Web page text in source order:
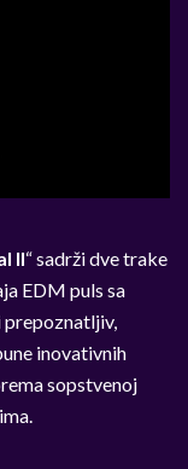
II“sadrži dve trake
EDM puls sa
inovativnih
sopstvenoj